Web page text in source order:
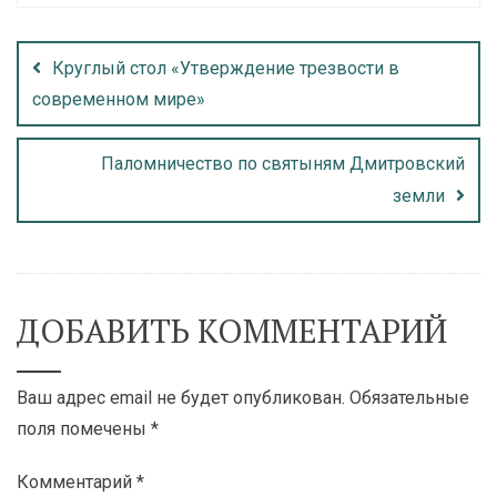
Круглый стол «Утверждение трезвости в
современном мире»
Паломничество по святыням Дмитровский
земли
ДОБАВИТЬ КОММЕНТАРИЙ
Ваш адрес email не будет опубликован. Обязательные
поля помечены *
Комментарий *